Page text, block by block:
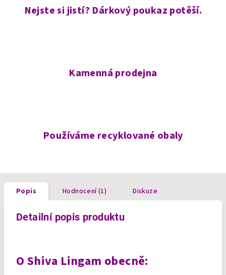
Nejste si jistí? Dárkový poukaz potěší.
Kamenná prodejna
Používáme recyklované obaly
Popis Hodnocení (1) Diskuze
Detailní popis produktu
O Shiva Lingam obecně: